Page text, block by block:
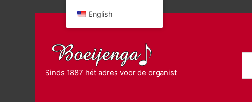
Sinds 1887 hét adres voor de organist
English